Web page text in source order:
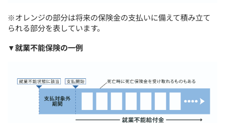
※オレンジの部分は将来の保険金の支払いに備えて積み立て
られる部分を表しています。
▼就業不能保険の一例